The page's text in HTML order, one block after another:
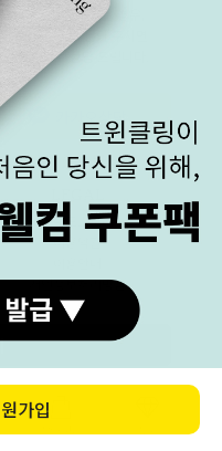
전화 문의량이 많을 경우,
카카오톡으로 문의 주시면
순차적으로 상담 드립니다.
카카오상담
브랜드스토리
이용약관
개인정보처리방침
클링
딩 5층 502호/방문불가
가입